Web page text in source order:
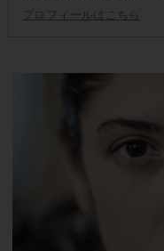
プロフィールはこちら